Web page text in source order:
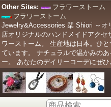
Other Sites:
フラワーストーム
フラワーストーム
Jewelry&Accessories 栞 Shiori ～オ
店オリジナルのハンドメイドアクセ
ワーストーム。 生産地は日本。ひ
ています。 ナチュラルで温かみの
ー。 あなたのデイリーコーデにぜひ